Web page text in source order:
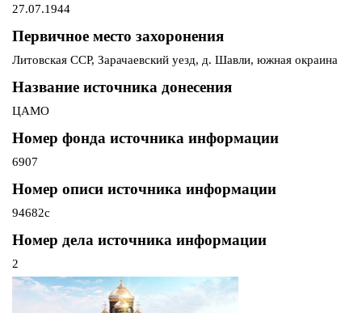
27.07.1944
Первичное место захоронения
Литовская ССР, Зарачаевский уезд, д. Шавли, южная окраина
Название источника донесения
ЦАМО
Номер фонда источника информации
6907
Номер описи источника информации
94682с
Номер дела источника информации
2